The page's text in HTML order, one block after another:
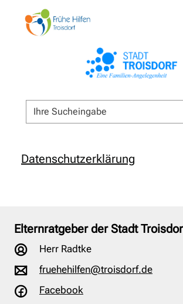
Datenschutzerklärung
Elternratgeber der Stadt
Herr Radtke
fruehehilfen@troisdorf.de
Facebook